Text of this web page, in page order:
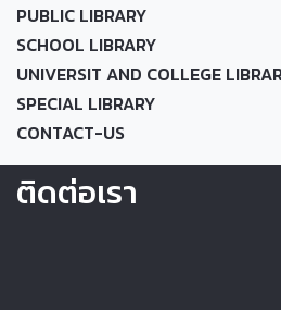
PUBLIC LIBRARY
SCHOOL LIBRARY
UNIVERSIT AND COLLEGE
SPECIAL LIBRARY
CONTACT-US
ติดต่อเรา